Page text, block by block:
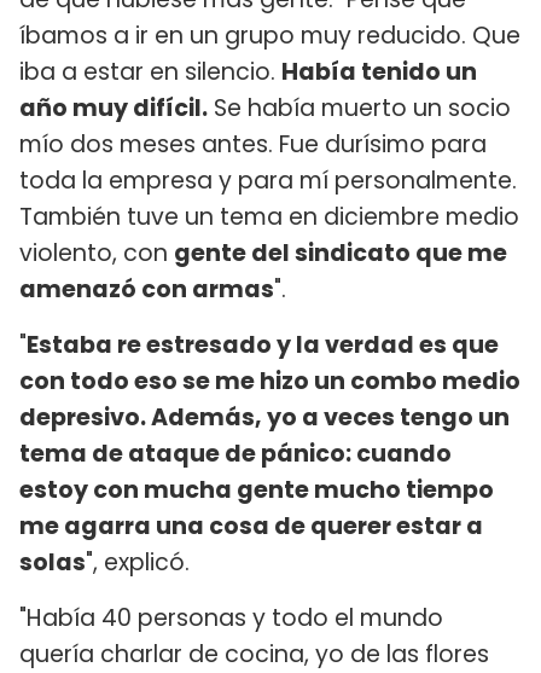
íbamos a ir en un grupo muy reducido. Que
iba a estar en silencio. Había tenido un
año muy difícil. Se había muerto un socio
mío dos meses antes. Fue durísimo para
toda la empresa y para mí personalmente.
También tuve un tema en diciembre medio
violento, con gente del sindicato que me
amenazó con armas".
"Estaba re estresado y la verdad es que
con todo eso se me hizo un combo medio
depresivo. Además, yo a veces tengo un
tema de ataque de pánico: cuando
estoy con mucha gente mucho tiempo
me agarra una cosa de querer estar a
solas", explicó.
"Había 40 personas y todo el mundo
quería charlar de cocina, yo de las flores